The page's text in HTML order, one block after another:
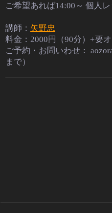
ご希望あれば14:00～ 個人
講師： 矢野忠
料金：2000円（90分）+要
ご予約・お問いわせ：
まで）